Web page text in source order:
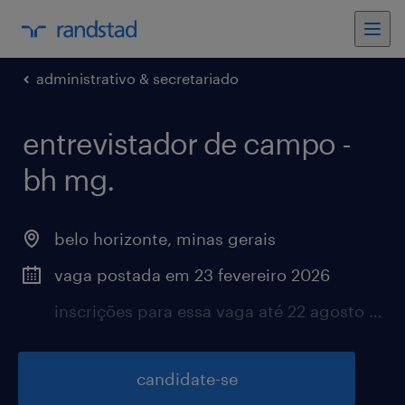
administrativo & secretariado
entrevistador de campo -
bh mg.
belo horizonte, minas gerais
vaga postada em 23 fevereiro 2026
inscrições para essa vaga até 22 agosto 2026
candidate-se